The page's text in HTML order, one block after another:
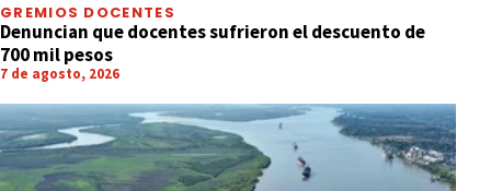
GREMIOS DOCENTES
Denuncian que docentes sufrieron el descuento de
700 mil pesos
7 de agosto, 2026